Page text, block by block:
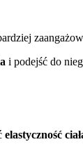
i podejść do
elastyczność